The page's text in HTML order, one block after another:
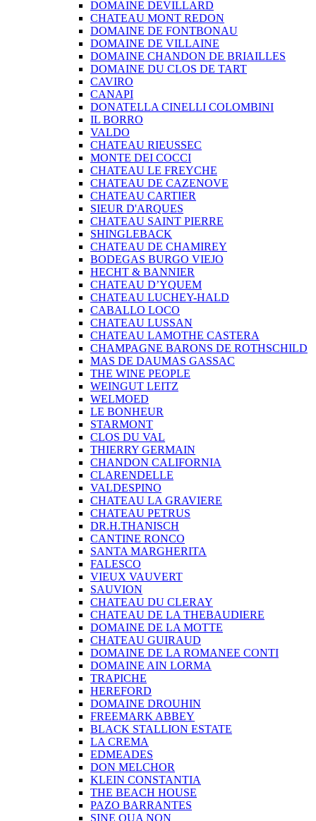
DOMAINE DEVILLARD
CHATEAU MONT REDON
DOMAINE DE FONTBONAU
DOMAINE DE VILLAINE
DOMAINE CHANDON DE BRIAILLES
DOMAINE DU CLOS DE TART
CAVIRO
CANAPI
DONATELLA CINELLI COLOMBINI
IL BORRO
VALDO
CHATEAU RIEUSSEC
MONTE DEI COCCI
CHATEAU LE FREYCHE
CHATEAU DE CAZENOVE
CHATEAU CARTIER
SIEUR D'ARQUES
CHATEAU SAINT PIERRE
SHINGLEBACK
CHATEAU DE CHAMIREY
BODEGAS BURGO VIEJO
HECHT & BANNIER
CHATEAU D’YQUEM
CHATEAU LUCHEY-HALD
CABALLO LOCO
CHATEAU LUSSAN
CHATEAU LAMOTHE CASTERA
CHAMPAGNE BARONS DE ROTHSCHILD
MAS DE DAUMAS GASSAC
THE WINE PEOPLE
WEINGUT LEITZ
WELMOED
LE BONHEUR
STARMONT
CLOS DU VAL
THIERRY GERMAIN
CHANDON CALIFORNIA
CLARENDELLE
VALDESPINO
CHATEAU LA GRAVIERE
CHATEAU PETRUS
DR.H.THANISCH
CANTINE RONCO
SANTA MARGHERITA
FALESCO
VIEUX VAUVERT
SAUVION
CHATEAU DU CLERAY
CHATEAU DE LA THEBAUDIERE
DOMAINE DE LA MOTTE
CHATEAU GUIRAUD
DOMAINE DE LA ROMANEE CONTI
DOMAINE AIN LORMA
TRAPICHE
HEREFORD
DOMAINE DROUHIN
FREEMARK ABBEY
BLACK STALLION ESTATE
LA CREMA
EDMEADES
DON MELCHOR
KLEIN CONSTANTIA
THE BEACH HOUSE
PAZO BARRANTES
SINE QUA NON